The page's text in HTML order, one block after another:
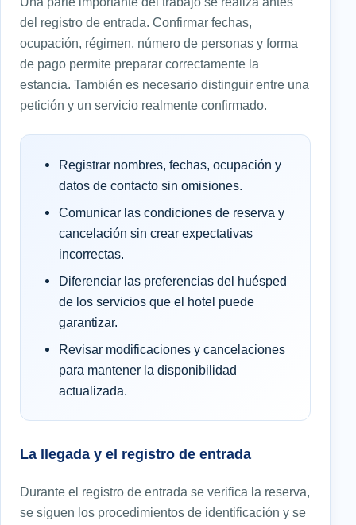
del registro de entrada. Confirmar fechas,
ocupación, régimen, número de personas y forma
de pago permite preparar correctamente la
estancia. También es necesario distinguir entre una
petición y un servicio realmente confirmado.
Registrar nombres, fechas, ocupación y
datos de contacto sin omisiones.
Comunicar las condiciones de reserva y
cancelación sin crear expectativas
incorrectas.
Diferenciar las preferencias del huésped
de los servicios que el hotel puede
garantizar.
Revisar modificaciones y cancelaciones
para mantener la disponibilidad
actualizada.
La llegada y el registro de entrada
Durante el registro de entrada se verifica la reserva,
se siguen los procedimientos de identificación y se